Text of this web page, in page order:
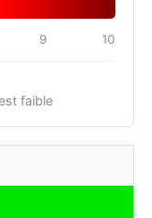
9 10
faible